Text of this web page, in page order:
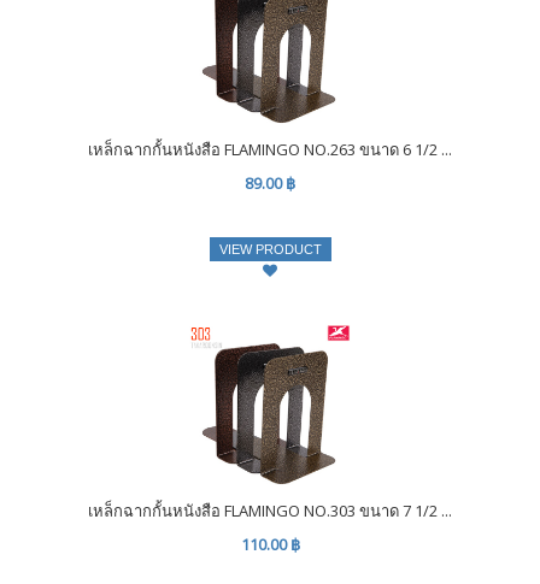
เหล็กฉากกั้นหนังสือ FLAMINGO NO.263 ขนาด 6 1/2 ...
89.00 ฿
VIEW PRODUCT
เหล็กฉากกั้นหนังสือ FLAMINGO NO.303 ขนาด 7 1/2 ...
110.00 ฿